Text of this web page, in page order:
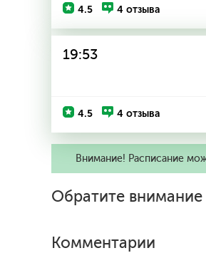
4.5 4 отзыва
19:53
4.5 4 отзыва
Внимание! Расписание
Обратите
Комментарии